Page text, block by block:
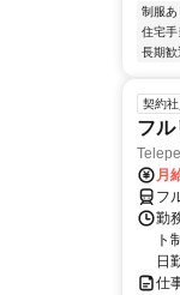
制服あ
住宅手
長期歓
契約社
フ
月
フ
勤
ト
日
仕